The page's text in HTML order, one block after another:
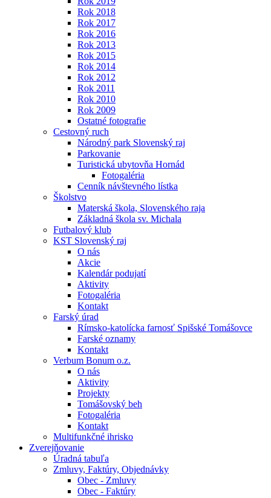
Rok 2018
Rok 2017
Rok 2016
Rok 2013
Rok 2015
Rok 2014
Rok 2012
Rok 2011
Rok 2010
Rok 2009
Ostatné fotografie
Cestovný ruch
Národný park Slovenský raj
Parkovanie
Turistická ubytovňa Hornád
Fotogaléria
Cenník návštevného lístka
Školstvo
Materská škola, Slovenského raja
Základná škola sv. Michala
Futbalový klub
KST Slovenský raj
O nás
Akcie
Kalendár podujatí
Aktivity
Fotogaléria
Kontakt
Farský úrad
Rímsko-katolícka farnosť Spišské Tomášovce
Farské oznamy
Kontakt
Verbum Bonum o.z.
O nás
Aktivity
Projekty
Tomášovský beh
Fotogaléria
Kontakt
Multifunkčné ihrisko
Zverejňovanie
Úradná tabuľa
Zmluvy, Faktúry, Objednávky
Obec - Zmluvy
Obec - Faktúry